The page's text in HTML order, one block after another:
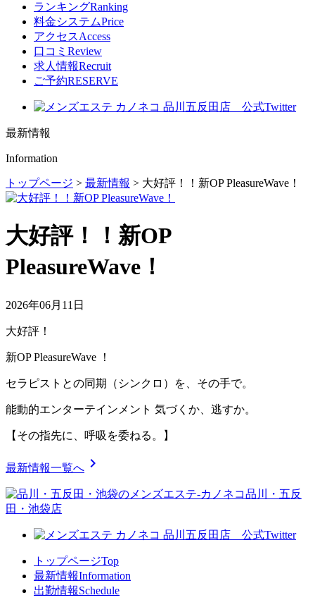
ランキングRanking
料金システムPrice
アクセスAccess
口コミ Review
求人情報Recruit
ご予約RESERVE
最新情報
Information
トップページ > 最新情報 > 大好評！！新OP PleasureWave！
大好評！！新OP
PleasureWave！
2026年06月11日
大好評！
新OP PleasureWave ！
セラピストとの同期（シンクロ）を、その手で。
能動的エンターテインメント 気づくか、逃すか。
【その指先に、呼吸を委ねる。】
最新情報一覧へ chevron_right
トップページTop
最新情報Information
出勤情報Schedule